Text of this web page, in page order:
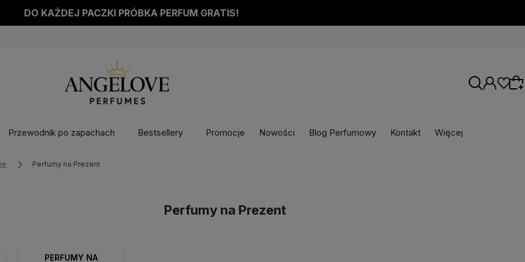
DO KAŻDEJ PACZKI PRÓBKA PERFUM GRATIS!
Przewodnik po zapachach Bestsellery Promocje Nowości Blog Perfumowy Kontakt Więcej
Perfumy na Prezent
Perfumy na Prezent
PERFUMY NA